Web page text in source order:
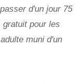
d'un jour 75
pour les
muni d'un